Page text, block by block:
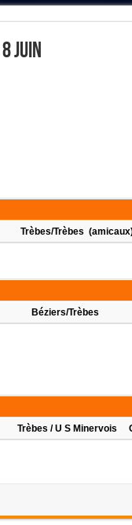
Juin
Trèbes/Trèbes
Béziers/
Trèbes / U S Minervois